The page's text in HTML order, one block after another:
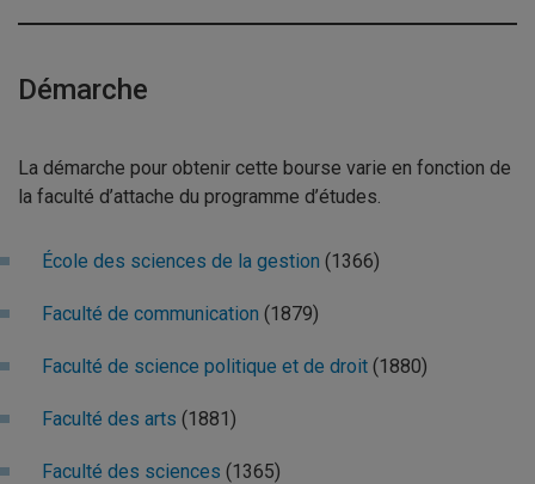
Démarche
La démarche pour obtenir cette bourse varie en fonction de
la faculté d’attache du programme d’études.
École des sciences de la gestion (1366)
Faculté de communication (1879)
Faculté de science politique et de droit (1880)
Faculté des arts (1881)
Faculté des sciences (1365)